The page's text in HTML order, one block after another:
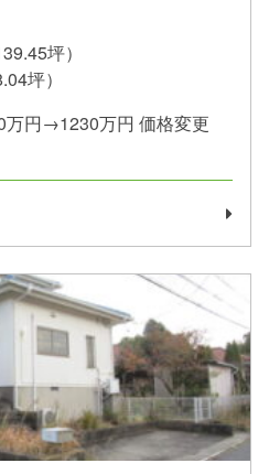
坪）
坪）
万円→1230万円 価格変更